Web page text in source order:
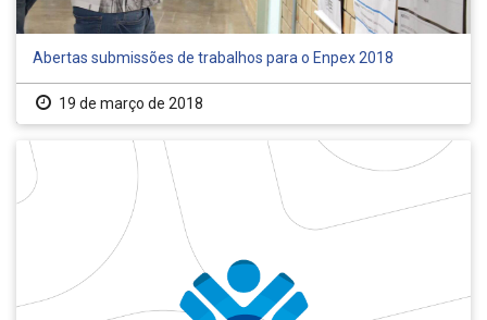
Abertas submissões de trabalhos para o Enpex 2018
19 de março de 2018